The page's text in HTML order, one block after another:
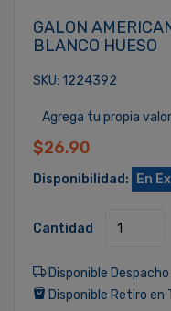
GALON
BLANCO HUESO
SKU: 1224392
Agrega tu propia
$26.90
Disponibilidad: En
Cantidad
Disponible
Disponible Retiro en